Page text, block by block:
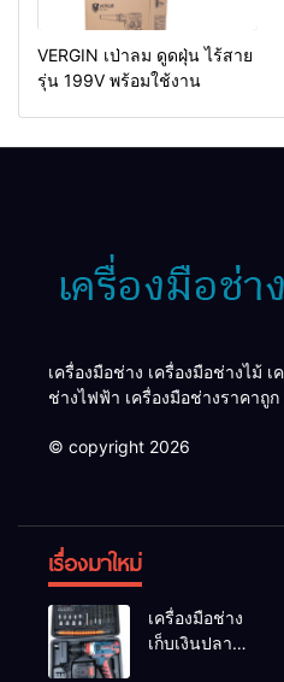
VERGIN เป่าลม ดูดฝุ่น ไร้สาย
รุ่น 199V พร้อมใช้งาน
เครื่องมือช่าง เครื่องมือช่างไม้
ช่างไฟฟ้า เครื่องมือช่างราคาถูก
© copyright 2026
เรื่องมาใหม่
เครื่องมือช่าง
เก็บเงินปลาย